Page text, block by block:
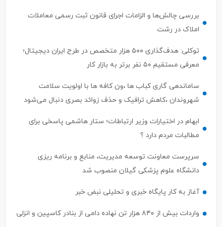
بررسی چالش‌ها و الزامات اجرای قانون ثبت رسمی معاملات
املاک در رشت
توکلی: هدف‌گذاری ۵۰۰ هزار متخصص در طرح ایران دیجیتال؛
معرفی مستقیم ۵۰ نفر برتر به بازار کار
ساماندهی گاری کباب ها ،ون کافه ها با اولویت سلامت
شهروندان ،کاهش ترافیک و حذف زوائد بصری دنبال می‌شود
ابهام در اختیارات وزیر ارتباطات؛ ستار هاشمی پاسخی برای
مطالبات مردم دارد ؟
سرپرست معاونت توسعه مدیریت، منابع و برنامه ریزی
دانشگاه علوم پزشکی گیلان منصوب شد
آغاز به کار پایگاه خبری و تحلیلی نبض خبر
واردات بیش از ۸۴۰ هزار تن نهاده دامی از بنادر كاسپین و انزلی